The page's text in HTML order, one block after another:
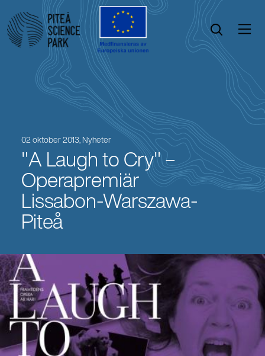
Öppna sök
Öppna menyn
02 oktober 2013, Nyheter
"A Laugh to Cry" –
Operapremiär
Lissabon-Warszawa-
Piteå